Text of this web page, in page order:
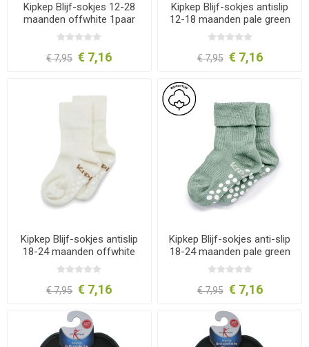
Kipkep Blijf-sokjes 12-28
maanden offwhite 1paar
€ 7,95 € 7,16
Kipkep Blijf-sokjes antislip
12-18 maanden pale green
1paar
€ 7,95 € 7,16
Kipkep Blijf-sokjes antislip
18-24 maanden offwhite
1paar
€ 7,95 € 7,16
Kipkep Blijf-sokjes anti-slip
18-24 maanden pale green
1paar
€ 7,95 € 7,16